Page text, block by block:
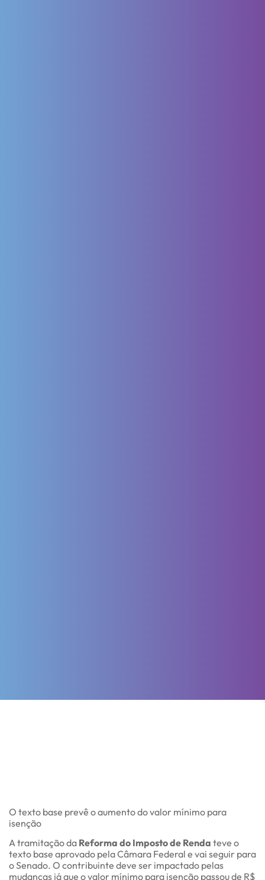
O texto base prevê o aumento do valor mínimo para
isenção
A tramitação da Reforma do Imposto de Renda teve o
texto base aprovado pela Câmara Federal e vai seguir para
o Senado. O contribuinte deve ser impactado pelas
mudanças já que o valor mínimo para isenção passou de R$